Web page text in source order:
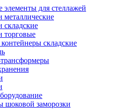
элементы для стеллажей
металлические
складские
торговые
складские
шоковой заморозки